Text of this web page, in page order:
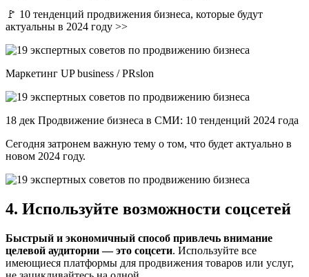
🚩 10 тенденций продвижения бизнеса, которые будут
актуальны в 2024 году >>
Маркетинг UP business / PRslon
18 дек Продвижение бизнеса в СМИ: 10 тенденций 2024 года
Сегодня затронем важную тему о том, что будет актуально в
новом 2024 году.
4. Используйте возможности соцсетей
Быстрый и экономичный способ привлечь внимание
целевой аудитории — это соцсети. Используйте все
имеющиеся платформы для продвижения товаров или услуг,